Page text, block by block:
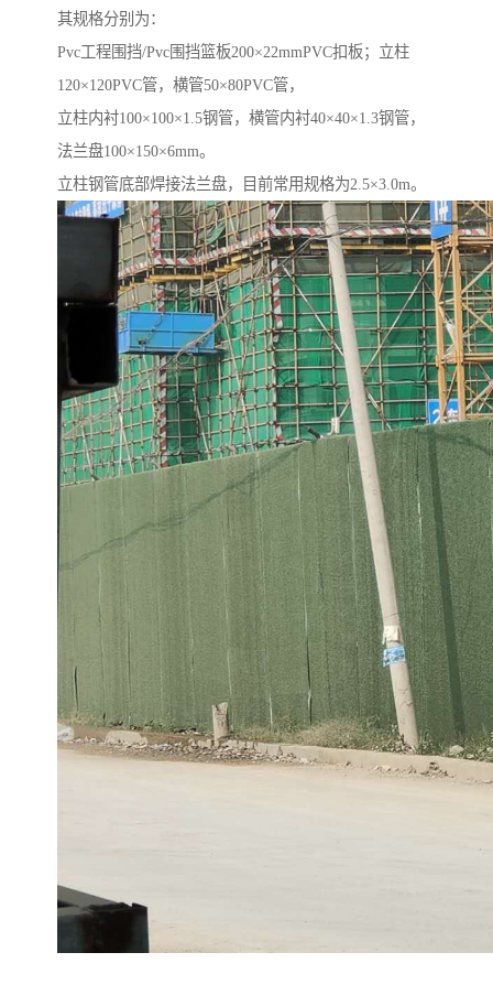
其规格分别为：
Pvc工程围挡/Pvc围挡篮板200×22mmPVC扣板；立柱
120×120PVC管，横管50×80PVC管，
立柱内衬100×100×1.5钢管，横管内衬40×40×1.3钢管，
法兰盘100×150×6mm。
立柱钢管底部焊接法兰盘，目前常用规格为2.5×3.0m。